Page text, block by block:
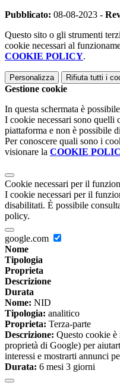
Pubblicato: 08-08-2023 -
Questo sito o gli strumenti
cookie necessari al
COOKIE POLICY.
Personalizza Rifiuta tutti i
Gestione cookie
In questa schermata è
I cookie necessari sono quelli
piattaforma e non è possibile
Per conoscere quali sono i
visionare la COOKIE
Cookie necessari per il
I cookie necessari per il
disabilitati. È possibile
policy.
google.com
Nome
Tipologia
Proprieta
Descrizione
Durata
Nome: NID
Tipologia: analitico
Proprieta: Terza-parte
Descrizione: Questo cookie
proprietà di Google) per
interessi e mostrarti annunci
Durata: 6 mesi 3 giorni